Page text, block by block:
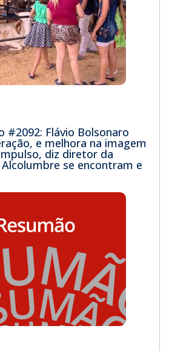
#2092: Flávio Bolsonaro
e melhora na imagem
diz diretor da
se encontram e